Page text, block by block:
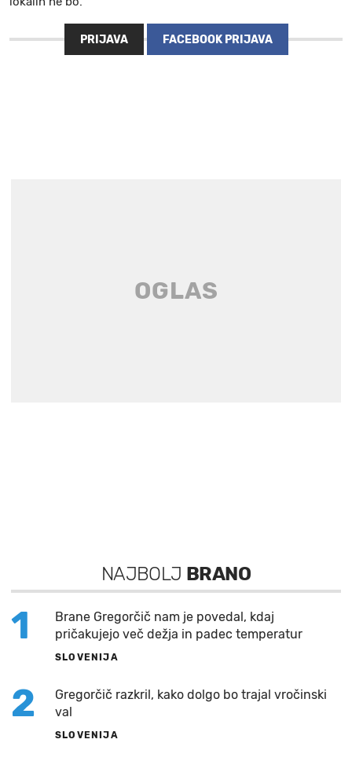
PRIJAVA FACEBOOK PRIJAVA
NAJBOLJ BRANO
1
Brane Gregorčič nam je povedal, kdaj
pričakujejo več dežja in padec temperatur
SLOVENIJA
2
Gregorčič razkril, kako dolgo bo trajal vročinski
val
SLOVENIJA